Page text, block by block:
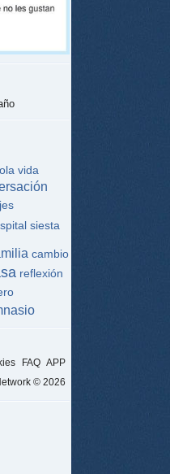
ola vida
siesta
cambio
reflexión
FAQ APP
© 2026